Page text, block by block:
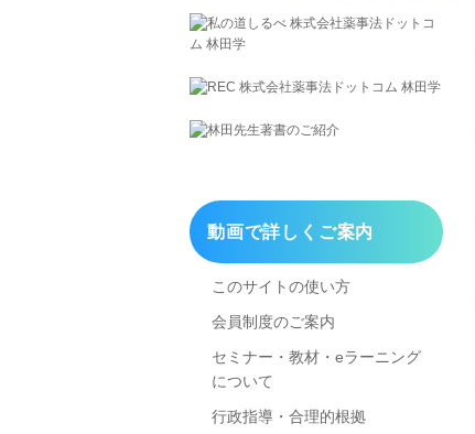
動画で詳しくご案内
このサイトの使い方
会員制度のご案内
セミナー・教材・eラーニング
について
行政指導・合理的根拠